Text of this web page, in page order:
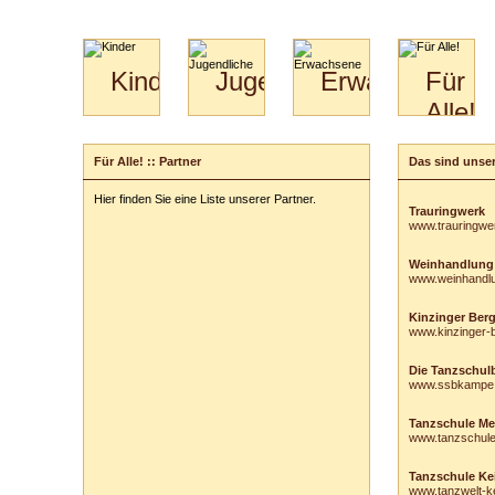
Kinder
Kids
&
Kiga-
Kids
JugendlicheErwachsene
Specials
Paare
Hochzeitstanzkurs
Für
Alle!
Bilder
Download
Video
Partner
Für Alle! :: Partner
Hier finden Sie eine Liste unserer Partner.
Das sind
Trauringwerk
Kinzinger
www.kinzinger-
Die
Tanzschule
Tanzschule
www.tanzwelt-